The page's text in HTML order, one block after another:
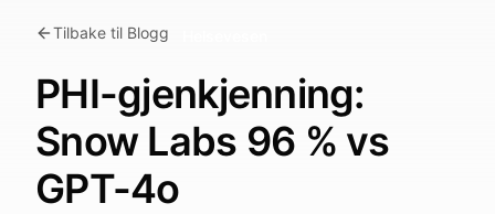
Tilbake til Blogg
PHI-gjenkjenning:
Snow Labs 96 % vs
GPT-4o